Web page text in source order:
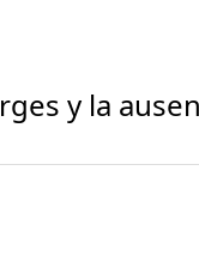
y la